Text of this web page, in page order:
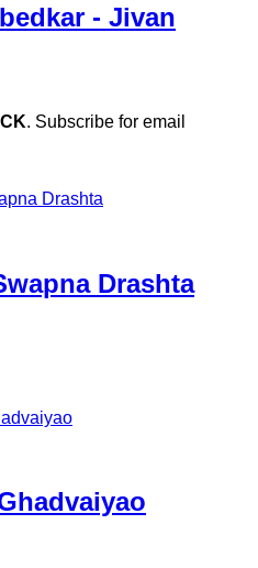
- Jivan
. Subscribe for email
Drashta